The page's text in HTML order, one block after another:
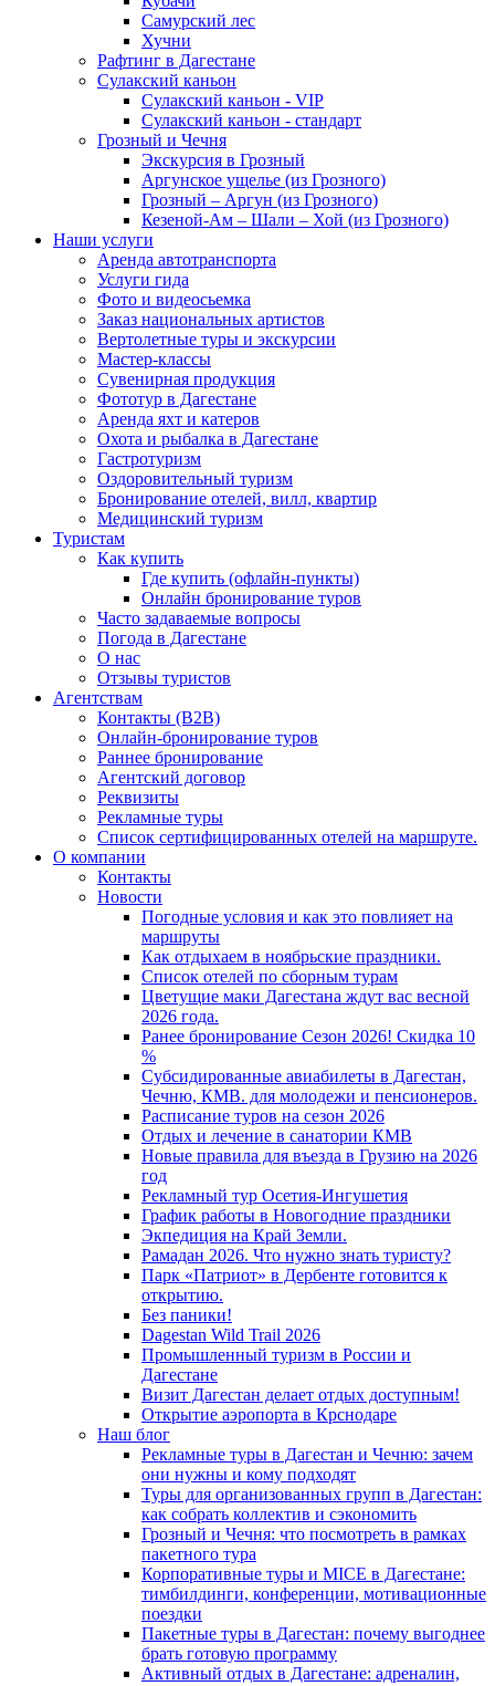
Самурский лес
Хучни
Рафтинг в Дагестане
Сулакский каньон
Сулакский каньон - VIP
Сулакский каньон - стандарт
Грозный и Чечня
Экскурсия в Грозный
Аргунское ущелье (из Грозного)
Грозный – Аргун (из Грозного)
Кезеной-Ам – Шали – Хой (из Грозного)
Наши услуги
Аренда автотранспорта
Услуги гида
Фото и видеосьемка
Заказ национальных артистов
Вертолетные туры и экскурсии
Мастер-классы
Сувенирная продукция
Фототур в Дагестане
Аренда яхт и катеров
Охота и рыбалка в Дагестане
Гастротуризм
Оздоровительный туризм
Бронирование отелей, вилл, квартир
Медицинский туризм
Туристам
Как купить
Где купить (офлайн-пункты)
Онлайн бронирование туров
Часто задаваемые вопросы
Погода в Дагестане
О нас
Отзывы туристов
Агентствам
Контакты (B2B)
Онлайн-бронирование туров
Раннее бронирование
Агентский договор
Реквизиты
Рекламные туры
Список сертифицированных отелей на маршруте.
О компании
Контакты
Новости
Погодные условия и как это повлияет на
маршруты
Как отдыхаем в ноябрьские праздники.
Список отелей по сборным турам
Цветущие маки Дагестана ждут вас весной
2026 года.
Ранее бронирование Сезон 2026! Скидка 10
%
Субсидированные авиабилеты в Дагестан,
Чечню, КМВ. для молодежи и пенсионеров.
Расписание туров на сезон 2026
Отдых и лечение в санатории КМВ
Новые правила для въезда в Грузию на 2026
год
Рекламный тур Осетия-Ингушетия
График работы в Новогодние праздники
Экпедиция на Край Земли.
Рамадан 2026. Что нужно знать туристу?
Парк «Патриот» в Дербенте готовится к
открытию.
Без паники!
Dagestan Wild Trail 2026
Промышленный туризм в России и
Дагестане
Визит Дагестан делает отдых доступным!
Открытие аэропорта в Крснодаре
Наш блог
Рекламные туры в Дагестан и Чечню: зачем
они нужны и кому подходят
Туры для организованных групп в Дагестан:
как собрать коллектив и сэкономить
Грозный и Чечня: что посмотреть в рамках
пакетного тура
Корпоративные туры и MICE в Дагестане:
тимбилдинги, конференции, мотивационные
поездки
Пакетные туры в Дагестан: почему выгоднее
брать готовую программу
Активный отдых в Дагестане: адреналин,